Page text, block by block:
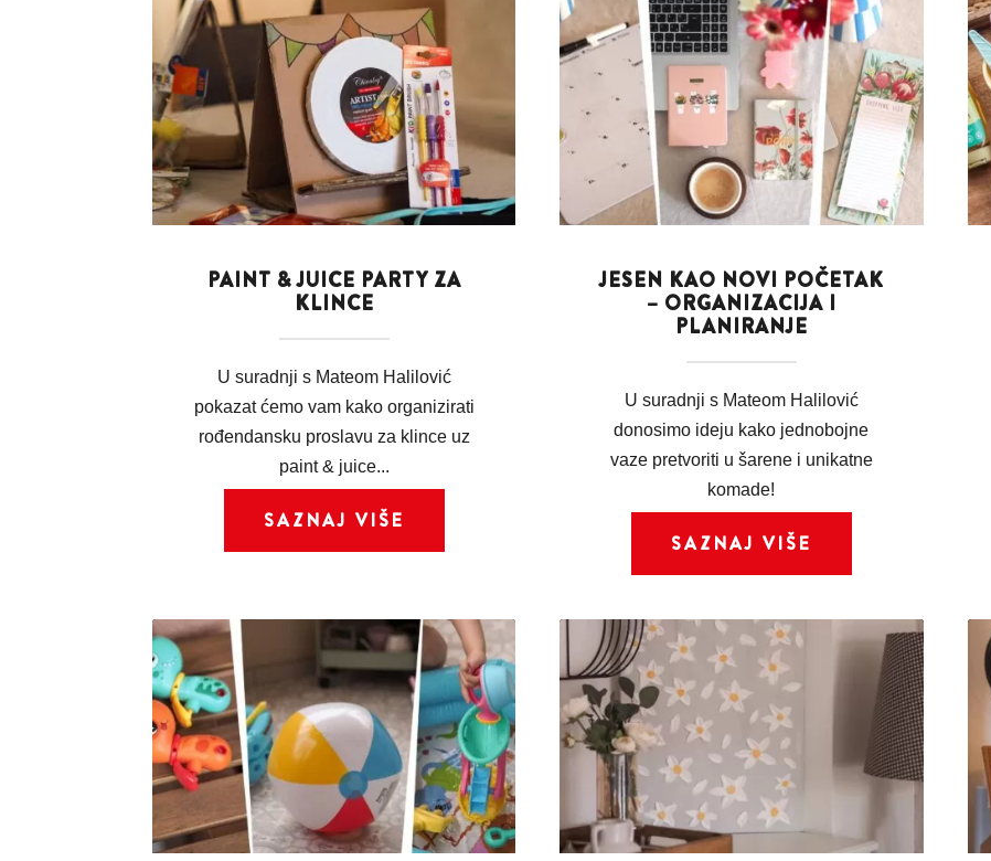
PAINT & JUICE PARTY ZA
KLINCE
U suradnji s Mateom Halilović
pokazat ćemo vam kako organizirati
rođendansku proslavu za klince uz
paint & juice...
SAZNAJ VIŠE
JESEN KAO NOVI POČETAK
– ORGANIZACIJA I
PLANIRANJE
U suradnji s Mateom Halilović
donosimo ideju kako jednobojne
vaze pretvoriti u šarene i unikatne
komade!
SAZNAJ VIŠE